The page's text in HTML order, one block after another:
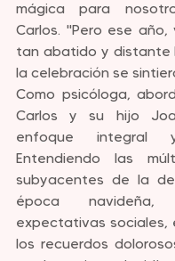
mágica para
Carlos. "Pero ese
tan abatido y distante
la celebración se
Como psicóloga,
Carlos y su hijo
enfoque integral
Entendiendo las
subyacentes de la
época
expectativas sociales,
los recuerdos